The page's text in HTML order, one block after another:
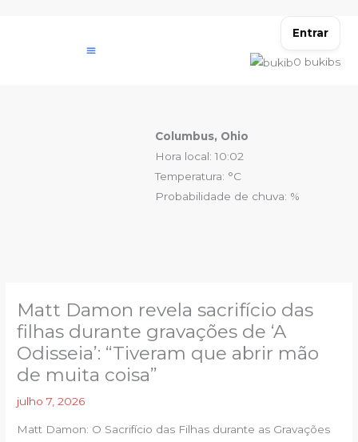
Entrar
0 bukibs
Columbus, Ohio
Hora local: 10:02
Temperatura: °C
Probabilidade de chuva: %
Matt Damon revela sacrifício das
filhas durante gravações de ‘A
Odisseia’: “Tiveram que abrir mão
de muita coisa”
julho 7, 2026
Matt Damon: O Sacrifício das Filhas durante as Gravações